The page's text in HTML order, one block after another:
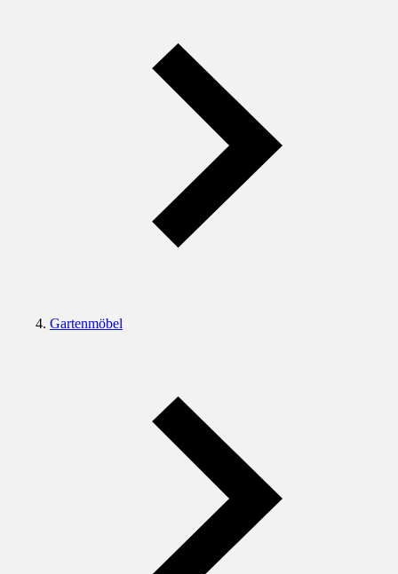
Gartenmöbel